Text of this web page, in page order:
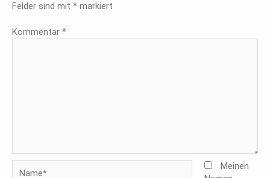
Felder sind mit * markiert
Kommentar *
Meinen